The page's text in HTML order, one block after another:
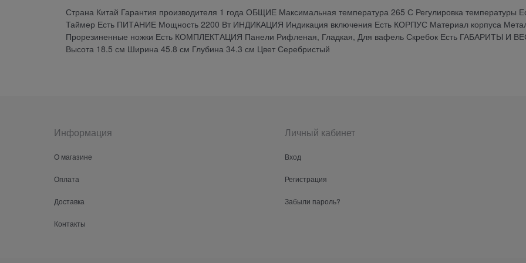
Страна Китай Гарантия производителя 1 года ОБЩИЕ Максимальная температура 265 С Регулировка температуры
Таймер Есть ПИТАНИЕ Мощность 2200 Вт ИНДИКАЦИЯ Индикация включения Есть КОРПУС Материал корпуса
Прорезиненные ножки Есть КОМПЛЕКТАЦИЯ Панели Рифленая, Гладкая, Для вафель Скребок Есть ГАБАРИТЫ И
Высота 18.5 см Ширина 45.8 см Глубина 34.3 см Цвет Серебристый
Информация
О магазине
Оплата
Доставка
Контакты
Личный кабинет
Вход
Регистрация
Забыли пароль?